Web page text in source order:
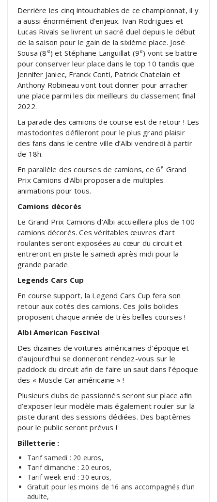
Derrière les cinq intouchables de ce championnat, il y
a aussi énormément d’enjeux. Ivan Rodrigues et
Lucas Rivals se livrent un sacré duel depuis le début
de la saison pour le gain de la sixième place. José
Sousa (8 e) et Stéphane Languillat (9e) vont se battre
pour conserver leur place dans le top 10 tandis que
Jennifer Janiec, Franck Conti, Patrick Chatelain et
Anthony Robineau vont tout donner pour arracher
une place parmi les dix meilleurs du classement final
2022.
La parade des camions de course est de retour ! Les
mastodontes défileront pour le plus grand plaisir
des fans dans le centre ville d’Albi vendredi à partir
de 18h.
En parallèle des courses de camions, ce 6e Grand
Prix Camions d’Albi proposera de multiples
animations pour tous.
Camions décorés
Le Grand Prix Camions d’Albi accueillera plus de 100
camions décorés. Ces véritables œuvres d’art
roulantes seront exposées au cœur du circuit et
entreront en piste le samedi après midi pour la
grande parade.
Legends Cars Cup
En course support, la Legend Cars Cup fera son
retour aux cotés des camions. Ces jolis bolides
proposent chaque année de très belles courses !
Albi American Festival
Des dizaines de voitures américaines d’époque et
d’aujourd’hui se donneront rendez-vous sur le
paddock du circuit afin de faire un saut dans l’époque
des « Muscle Car américaine » !
Plusieurs clubs de passionnés seront sur place afin
d’exposer leur modèle mais également rouler sur la
piste durant des sessions dédiées. Des baptêmes
pour le public seront prévus !
Billetterie :
Tarif samedi : 20 euros,
Tarif dimanche : 20 euros,
Tarif week-end : 30 euros,
Gratuit pour les moins de 16 ans accompagnés d’un
adulte,